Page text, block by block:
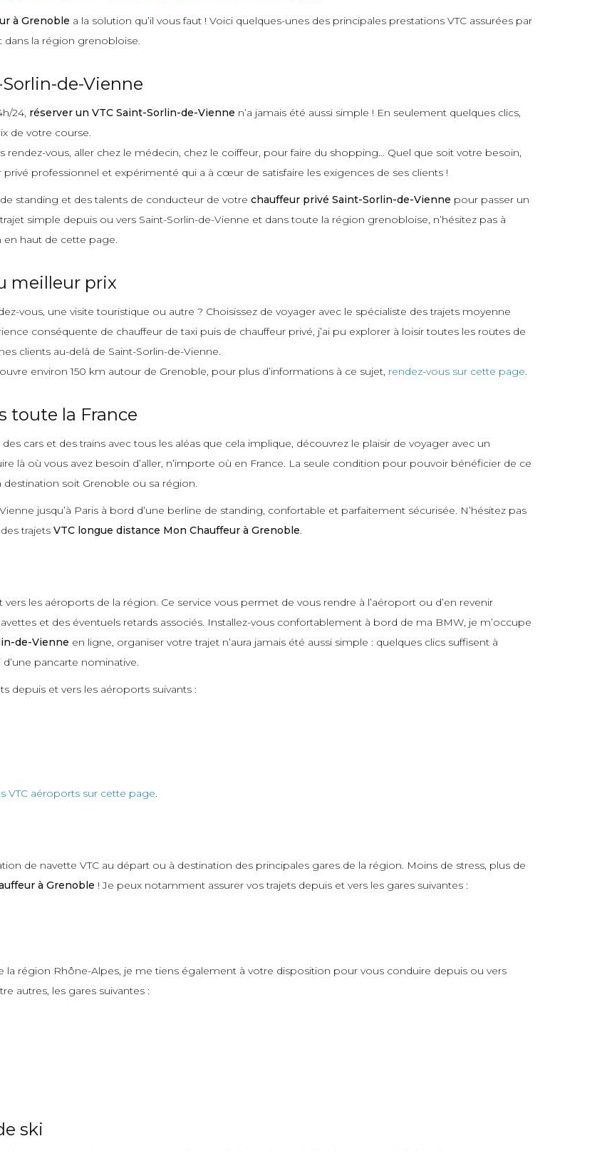
à Grenoble a la solution qu’il vous faut ! Voici quelques-unes des principales prestations VTC assurées par
dans la région grenobloise.
de-Vienne
24, réserver un VTC Saint-Sorlin-de-Vienne n’a jamais été aussi simple ! En seulement quelques clics,
de votre course.
rendez-vous, aller chez le médecin, chez le coiffeur, pour faire du shopping… Quel que soit votre besoin,
privé professionnel et expérimenté qui a à cœur de satisfaire les exigences de ses clients !
standing et des talents de conducteur de votre chauffeur privé Saint-Sorlin-de-Vienne pour passer un
simple depuis ou vers Saint-Sorlin-de-Vienne et dans toute la région grenobloise, n’hésitez pas à
en haut de cette page.
meilleur prix
vous, une visite touristique ou autre ? Choisissez de voyager avec le spécialiste des trajets moyenne
conséquente de chauffeur de taxi puis de chauffeur privé, j’ai pu explorer à loisir toutes les routes de
clients au-delà de Saint-Sorlin-de-Vienne.
environ 150 km autour de Grenoble, pour plus d’informations à ce sujet, rendez-vous sur cette page.
toute la France
cars et des trains avec tous les aléas que cela implique, découvrez le plaisir de voyager avec un
là où vous avez besoin d’aller, n’importe où en France. La seule condition pour pouvoir bénéficier de ce
soit Grenoble ou sa région.
jusqu’à Paris à bord d’une berline de standing, confortable et parfaitement sécurisée. N’hésitez pas
trajets VTC longue distance Mon Chauffeur à Grenoble.
les aéroports de la région. Ce service vous permet de vous rendre à l’aéroport ou d’en revenir
et des éventuels retards associés. Installez-vous confortablement à bord de ma BMW, je m’occupe
de-Vienne en ligne, organiser votre trajet n’aura jamais été aussi simple : quelques clics suffisent à
pancarte nominative.
depuis et vers les aéroports suivants :
VTC aéroports sur cette page.
de navette VTC au départ ou à destination des principales gares de la région. Moins de stress, plus de
à Grenoble ! Je peux notamment assurer vos trajets depuis et vers les gares suivantes :
la région Rhône-Alpes, je me tiens également à votre disposition pour vous conduire depuis ou vers
autres, les gares suivantes :
ski